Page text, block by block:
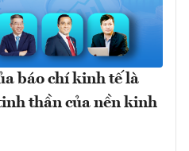
báo chí kinh tế là
thần của nền kinh